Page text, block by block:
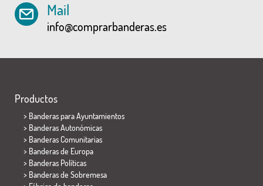
Mail
info@comprarbanderas.es
Productos
> Banderas para Ayuntamientos
> Banderas Autonómicas
> Banderas Comunitarias
> Banderas de Europa
> Banderas Políticas
> Banderas de Sobremesa